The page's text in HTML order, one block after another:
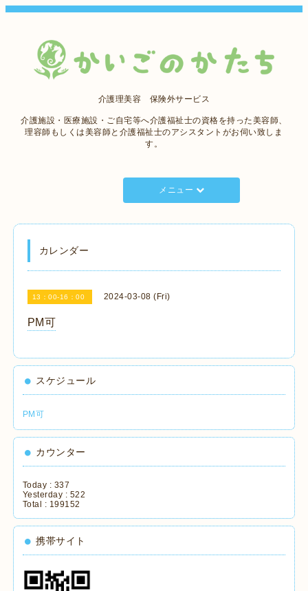
介護理美容 保険外サービス
介護施設・医療施設・ご自宅等へ介護福祉士の資格を持った美容師、
理容師もしくは美容師と介護福祉士のアシスタントがお伺い致しま
す。
メニュー
カレンダー
13：00-16：00 2024-03-08 (Fri)
PM可
スケジュール
PM可
カウンター
Today : 337
Yesterday : 522
Total : 199152
携帯サイト